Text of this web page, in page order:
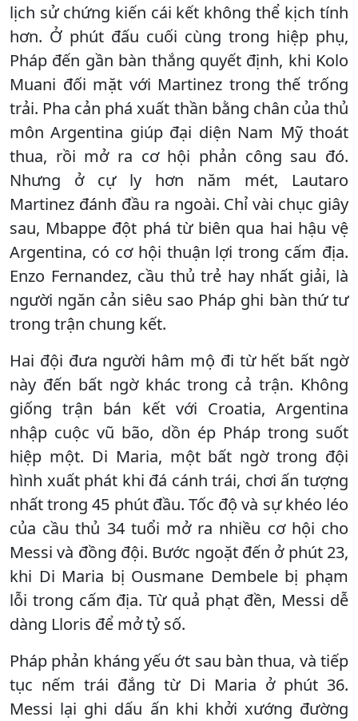
lịch sử chứng kiến cái kết không thể kịch tính
hơn. Ở phút đấu cuối cùng trong hiệp phụ,
Pháp đến gần bàn thắng quyết định, khi Kolo
Muani đối mặt với Martinez trong thế trống
trải. Pha cản phá xuất thần bằng chân của thủ
môn Argentina giúp đại diện Nam Mỹ thoát
thua, rồi mở ra cơ hội phản công sau đó.
Nhưng ở cự ly hơn năm mét, Lautaro
Martinez đánh đầu ra ngoài. Chỉ vài chục giây
sau, Mbappe đột phá từ biên qua hai hậu vệ
Argentina, có cơ hội thuận lợi trong cấm địa.
Enzo Fernandez, cầu thủ trẻ hay nhất giải, là
người ngăn cản siêu sao Pháp ghi bàn thứ tư
trong trận chung kết.
Hai đội đưa người hâm mộ đi từ hết bất ngờ
này đến bất ngờ khác trong cả trận. Không
giống trận bán kết với Croatia, Argentina
nhập cuộc vũ bão, dồn ép Pháp trong suốt
hiệp một. Di Maria, một bất ngờ trong đội
hình xuất phát khi đá cánh trái, chơi ấn tượng
nhất trong 45 phút đầu. Tốc độ và sự khéo léo
của cầu thủ 34 tuổi mở ra nhiều cơ hội cho
Messi và đồng đội. Bước ngoặt đến ở phút 23,
khi Di Maria bị Ousmane Dembele bị phạm
lỗi trong cấm địa. Từ quả phạt đền, Messi dễ
dàng Lloris để mở tỷ số.
Pháp phản kháng yếu ớt sau bàn thua, và tiếp
tục nếm trái đắng từ Di Maria ở phút 36.
Messi lại ghi dấu ấn khi khởi xướng đường